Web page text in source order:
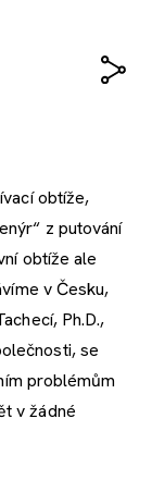
obtíže,
z putování
obtíže ale
v Česku,
Ph.D.,
se
problémům
v žádné